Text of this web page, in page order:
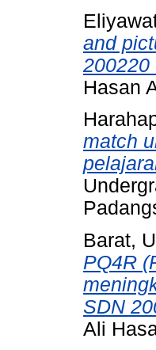
and
200220
Hasan
match
Barat,
PQ4R
SDN
Ali